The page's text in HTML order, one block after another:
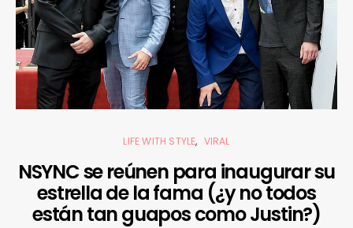
LIFE WITH STYLE VIRAL
NSYNC se reúnen para inaugurar su
estrella de la fama (¿y no todos
están tan guapos como Justin?)